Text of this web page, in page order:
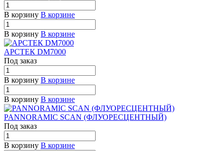
В корзину В корзине
В корзину В корзине
АРСТЕК DM7000
Под заказ
В корзину В корзине
В корзину В корзине
PANNORAMIC SCAN (ФЛУОРЕСЦЕНТНЫЙ)
Под заказ
В корзину В корзине